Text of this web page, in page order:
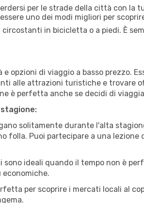
per le strade della città con la
uno dei modi migliori per
circostanti in bicicletta o a piedi. È
opzioni di viaggio a basso prezzo.
alle attrazioni turistiche e trovare
è perfetta anche se decidi di
solitamente durante l'alta
folla. Puoi partecipare a una
sono ideali quando il tempo non è
per scoprire i mercati locali al